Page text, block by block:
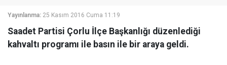
Yayınlanma: 25 Kasım 2016 Cuma 11:19
Saadet Partisi Çorlu İlçe Başkanlığı düzenlediği
kahvaltı programı ile basın ile bir araya geldi.